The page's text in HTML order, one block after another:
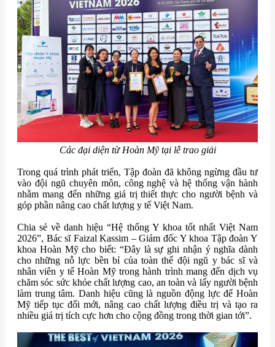
Các đại diện từ Hoàn Mỹ tại lễ trao giải
Trong quá trình phát triển, Tập đoàn đã không ngừng đầu tư
vào đội ngũ chuyên môn, công nghệ và hệ thống vận hành
nhằm mang đến những giá trị thiết thực cho người bệnh và
góp phần nâng cao chất lượng y tế Việt Nam.
Chia sẻ về danh hiệu “Hệ thống Y khoa tốt nhất Việt Nam
2026”, Bác sĩ Faizal Kassim – Giám đốc Y khoa Tập đoàn Y
khoa Hoàn Mỹ cho biết: “Đây là sự ghi nhận ý nghĩa dành
cho những nỗ lực bền bỉ của toàn thể đội ngũ y bác sĩ và
nhân viên y tế Hoàn Mỹ trong hành trình mang đến dịch vụ
chăm sóc sức khỏe chất lượng cao, an toàn và lấy người bệnh
làm trung tâm. Danh hiệu cũng là nguồn động lực để Hoàn
Mỹ tiếp tục đổi mới, nâng cao chất lượng điều trị và tạo ra
nhiều giá trị tích cực hơn cho cộng đồng trong thời gian tới”.